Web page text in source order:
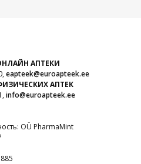
АПТЕКИ
eapteek@euroapteek.ee
АПТЕК
info@euroapteek.ee
OÜ PharmaMint